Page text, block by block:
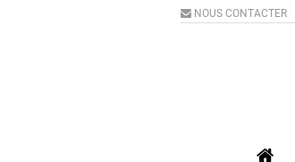
NOUS CONTACTER